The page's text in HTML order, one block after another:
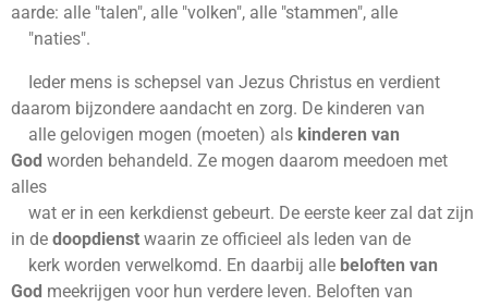
aarde: alle "talen", alle "volken", alle "stammen", alle
"naties".
Ieder mens is schepsel van Jezus Christus en verdient
daarom bijzondere aandacht en zorg. De kinderen van
alle gelovigen mogen (moeten) als kinderen van
God worden behandeld. Ze mogen daarom meedoen met
alles
wat er in een kerkdienst gebeurt. De eerste keer zal dat zijn
in de doopdienst waarin ze officieel als leden van de
kerk worden verwelkomd. En daarbij alle beloften van
God meekrijgen voor hun verdere leven. Beloften van